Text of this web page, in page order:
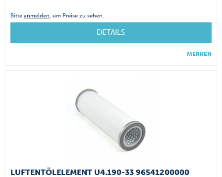
Bitteanmelden, um Preise zu sehen.
DETAILS
MERKEN
LUFTENTÖLELEMENT U4.190-33 96541200000